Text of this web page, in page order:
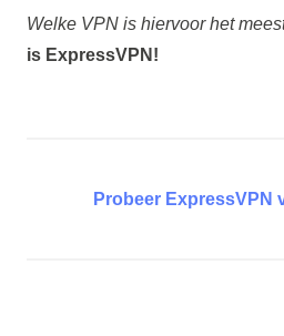
Welke VPN is hiervoor het
is ExpressVPN!
Probeer ExpressVPN